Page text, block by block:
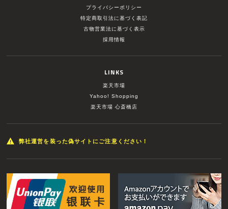
プライバシーポリシー
特定商取引法に基づく表記
古物営業法に基づく表示
採用情報
LINKS
楽天市場
Yahoo! Shopping
楽天市場 心斎橋店
弊社運営を装った偽サイトにご注意ください！